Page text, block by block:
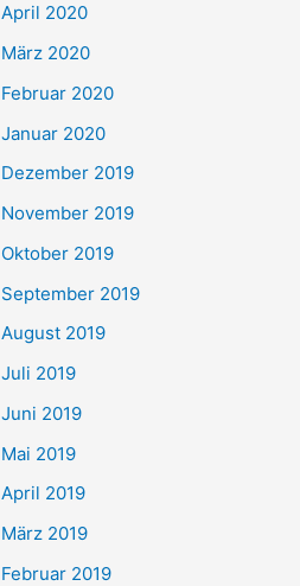
April 2020
März 2020
Februar 2020
Januar 2020
Dezember 2019
November 2019
Oktober 2019
September 2019
August 2019
Juli 2019
Juni 2019
Mai 2019
April 2019
März 2019
Februar 2019